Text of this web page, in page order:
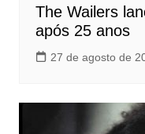
The Wailers
após 25 anos
27 de agosto de